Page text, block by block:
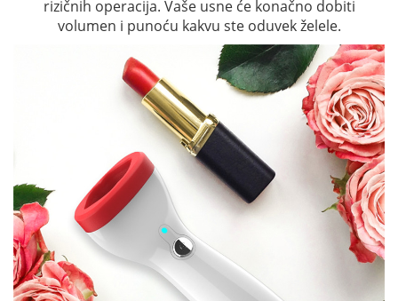
rizičnih operacija. Vaše usne će konačno dobiti
volumen i punoću kakvu ste oduvek želele.